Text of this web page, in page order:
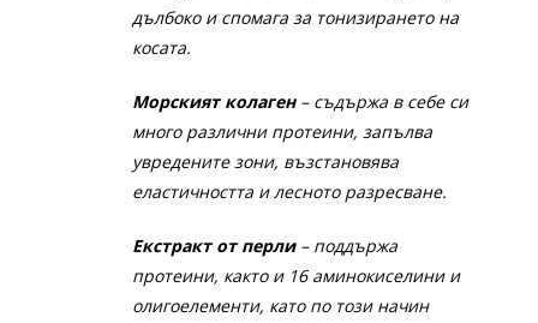
дълбоко и спомага за тонизирането на
косата.
Морският колаген – съдържа в себе си
много различни протеини, запълва
увредените зони, възстановява
еластичността и лесното разресване.
Екстракт от перли– поддържа
протеини, както и 16 аминокиселини и
олигоелементи, като по този начин